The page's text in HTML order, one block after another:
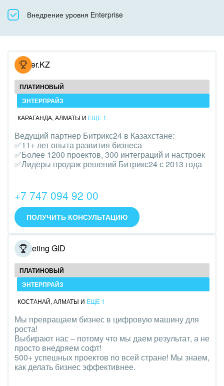
Внедрение для медицины
Внедрение для гос.организаций
Внедрение онлайн-продаж
Внедрение онлайн-офиса / Интранета
Общественно-политические организации
Охрана, безопасность
Промышленность
СМИ, издательства, справочники
Страхование
Строительство, ремонт и благоустройство
Транспорт, Авиация, автобизнес
Трудоустройство
Красота, фитнес, спорт
PR, маркетинг, реклама,
АПК и пищевая промышленность
Выставки, семинары, конференции
Горнодобывающая отрасль
Досуг, туризм и отдых
Изготовление памятников и мемориальных
комплексов
Инвестиционный бизнес
Внедрение уровня Enterprise
Hoster.KZ
ПЛАТИНОВЫЙ
ЭНТЕРПРАЙЗ
КАРАГАНДА, АЛМАТЫ И ЕЩЕ 1
Ведущий партнер Битрикс24 в Казахстане:
✅11+ лет опыта развития бизнеса
✅Более 1200 проектов, 300 интеграций и настроек
✅Лидеры продаж решений Битрикс24 с 2013 года
+7 747 094 92 00
ПОЛУЧИТЬ КОНСУЛЬТАЦИЮ
Marketing GID
ПЛАТИНОВЫЙ
ЭНТЕРПРАЙЗ
КОСТАНАЙ, АЛМАТЫ И ЕЩЕ 1
Мы превращаем бизнес в цифровую машину для
роста!
Выбирают нас – потому что мы даем результат, а не
просто внедряем софт!
500+ успешных проектов по всей стране! Мы знаем,
как делать бизнес эффективнее.